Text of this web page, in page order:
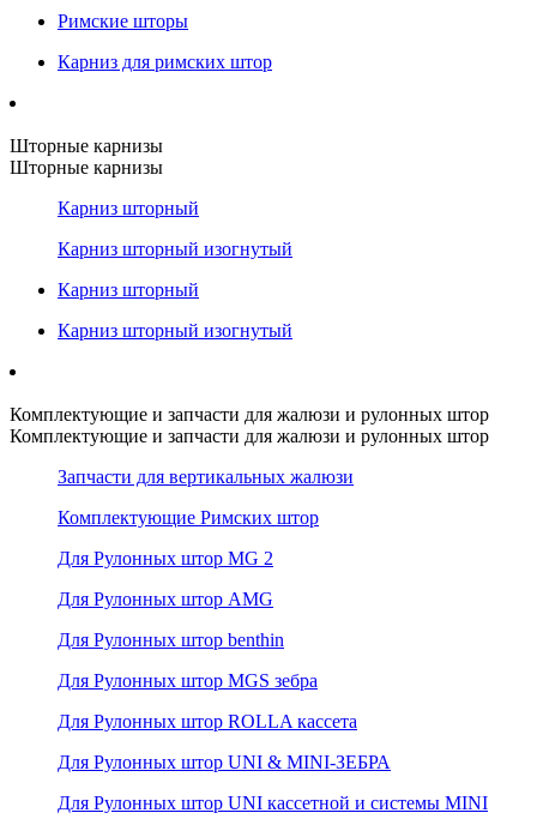
Римские шторы
Карниз для римских штор
Шторные карнизы
Шторные карнизы
Карниз шторный
Карниз шторный изогнутый
Карниз шторный
Карниз шторный изогнутый
Комплектующие и запчасти для жалюзи и рулонных штор
Комплектующие и запчасти для жалюзи и рулонных штор
Запчасти для вертикальных жалюзи
Комплектующие Римских штор
Для Рулонных штор MG 2
Для Рулонных штор AMG
Для Рулонных штор benthin
Для Рулонных штор MGS зебра
Для Рулонных штор ROLLA кассета
Для Рулонных штор UNI & MINI-ЗЕБРА
Для Рулонных штор UNI кассетной и системы MINI